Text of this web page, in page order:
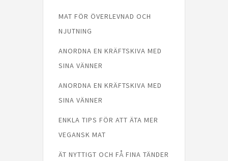
MAT FÖR ÖVERLEVNAD OCH
NJUTNING
ANORDNA EN KRÄFTSKIVA MED
SINA VÄNNER
ANORDNA EN KRÄFTSKIVA MED
SINA VÄNNER
ENKLA TIPS FÖR ATT ÄTA MER
VEGANSK MAT
ÄT NYTTIGT OCH FÅ FINA TÄNDER